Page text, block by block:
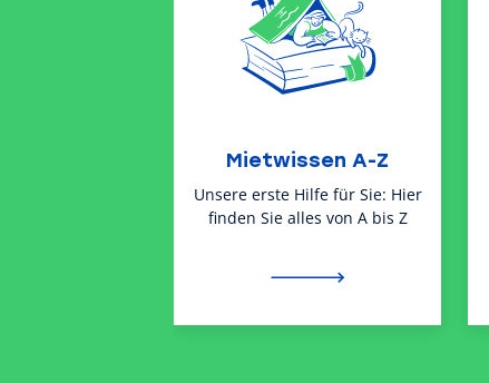
Mietwissen A-Z
Unsere erste Hilfe für Sie: Hier
finden Sie alles von A bis Z